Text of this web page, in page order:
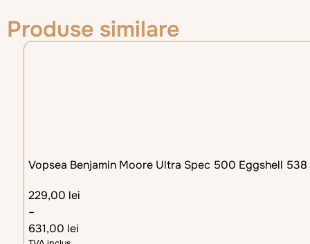
Produse similare
Vopsea Benjamin Moore Ultra Spec 500 Eggshell 538
229,00 lei
–
631,00 lei